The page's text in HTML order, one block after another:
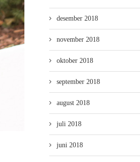
desember 2018
november 2018
oktober 2018
september 2018
august 2018
juli 2018
juni 2018